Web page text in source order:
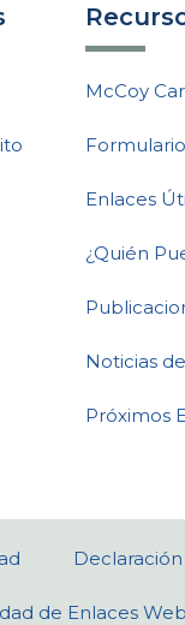
McCoy
Enlaces
¿Quién
Noticias
Próximos
de Enlaces